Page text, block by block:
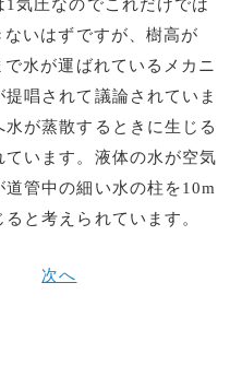
いはずですが、樹高が
水が運ばれているメカニ
唱されて議論されていま
が蒸散するときに生じる
います。液体の水が空気
管中の細い水の柱を10m
と考えられています。
次へ